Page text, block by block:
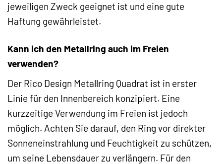
jeweiligen Zweck geeignet ist und eine gute
Haftung gewährleistet.
Kann ich den Metallring auch im Freien
verwenden?
Der Rico Design Metallring Quadrat ist in erster
Linie für den Innenbereich konzipiert. Eine
kurzzeitige Verwendung im Freien ist jedoch
möglich. Achten Sie darauf, den Ring vor direkter
Sonneneinstrahlung und Feuchtigkeit zu schützen,
um seine Lebensdauer zu verlängern. Für den